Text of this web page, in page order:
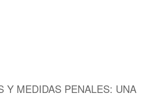
Y MEDIDAS PENALES: UNA